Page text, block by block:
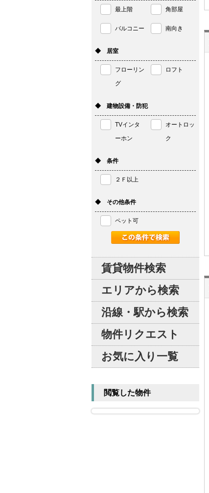
最上階 角部屋
バルコニー 南向き
◆ 居室
フローリン
グ
ロフト
◆ 建物設備・防犯
TVインタ
ーホン
オートロッ
ク
◆ 条件
２Ｆ以上
◆ その他条件
ペット可
賃貸物件検索
エリアから検索
沿線・駅から検索
物件リクエスト
お気に入り一覧
閲覧した物件